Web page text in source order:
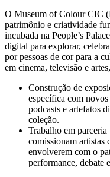
O Museum of Colour CIC
patrimônio e criatividade
incubada na People’s
digital para explorar,
por pessoas de cor para a
em cinema, televisão e
Construção de
específica com
podcasts e artefatos
coleção.
Trabalho em parceria
comissionam artistas
envolverem com o
performance, debate